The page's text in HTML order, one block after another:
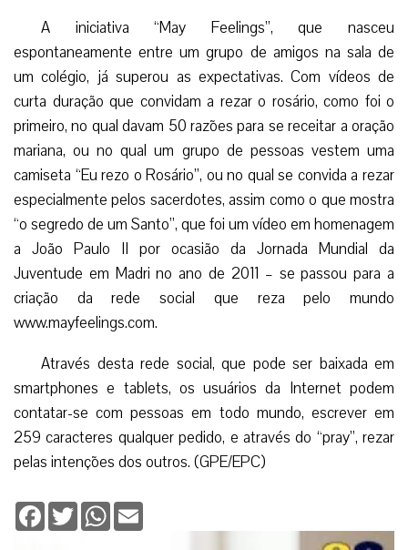
A iniciativa “May Feelings”, que nasceu
espontaneamente entre um grupo de amigos na sala de
um colégio, já superou as expectativas. Com vídeos de
curta duração que convidam a rezar o rosário, como foi o
primeiro, no qual davam 50 razões para se receitar a oração
mariana, ou no qual um grupo de pessoas vestem uma
camiseta “Eu rezo o Rosário”, ou no qual se convida a rezar
especialmente pelos sacerdotes, assim como o que mostra
“o segredo de um Santo”, que foi um vídeo em homenagem
a João Paulo II por ocasião da Jornada Mundial da
Juventude em Madri no ano de 2011 – se passou para a
criação da rede social que reza pelo mundo
www.mayfeelings.com.
Através desta rede social, que pode ser baixada em
smartphones e tablets, os usuários da Internet podem
contatar-se com pessoas em todo mundo, escrever em
259 caracteres qualquer pedido, e através do “pray”, rezar
pelas intenções dos outros. (GPE/EPC)
Facebook
TwitterWhatsApp